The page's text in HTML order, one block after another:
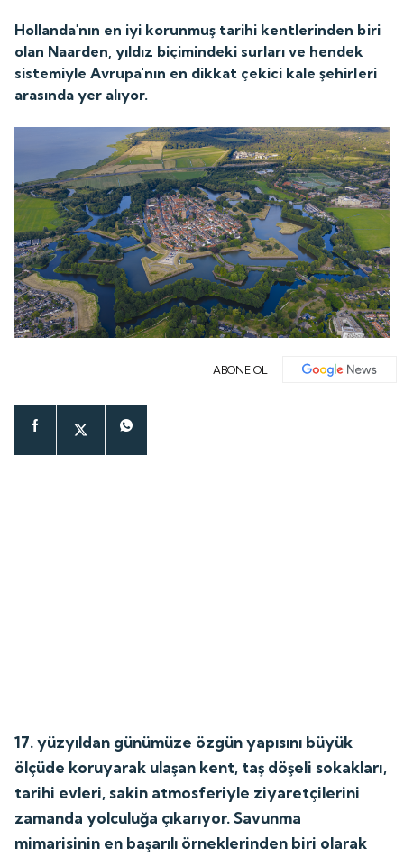
Hollanda'nın en iyi korunmuş tarihi kentlerinden biri
olan Naarden, yıldız biçimindeki surları ve hendek
sistemiyle Avrupa'nın en dikkat çekici kale şehirleri
arasında yer alıyor.
ABONE OL
17. yüzyıldan günümüze özgün yapısını büyük
ölçüde koruyarak ulaşan kent, taş döşeli sokakları,
tarihi evleri, sakin atmosferiyle ziyaretçilerini
zamanda yolculuğa çıkarıyor. Savunma
mimarisinin en başarılı örneklerinden biri olarak